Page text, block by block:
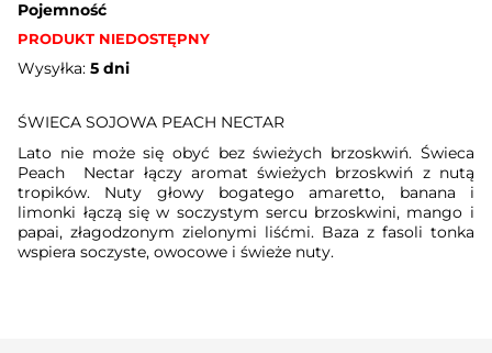
Pojemność
PRODUKT NIEDOSTĘPNY
Wysyłka:5 dni
ŚWIECA SOJOWA PEACH NECTAR
Lato nie może się obyć bez świeżych brzoskwiń. Świeca
Peach Nectar łączy aromat świeżych brzoskwiń z nutą
tropików. Nuty głowy bogatego amaretto, banana i
limonki łączą się w soczystym sercu brzoskwini, mango i
papai, złagodzonym zielonymi liśćmi. Baza z fasoli tonka
wspiera soczyste, owocowe i świeże nuty.